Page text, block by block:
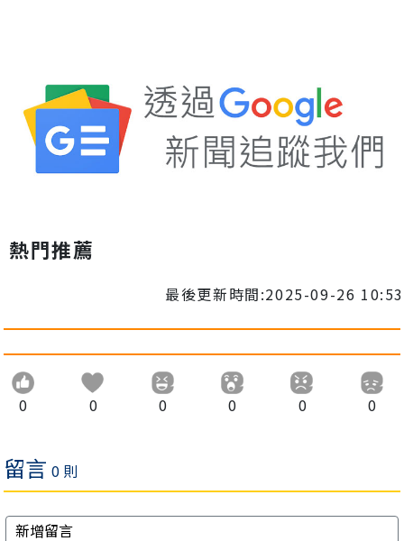
熱門推薦
最後更新時間:2025-09-26 10:53
0 0 0 0 0 0